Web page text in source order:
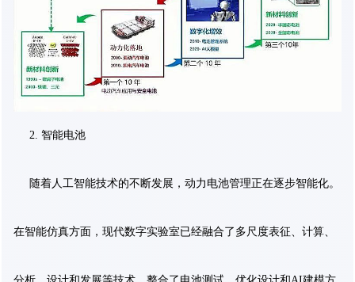
2. 智能电池
随着人工智能技术的不断发展，动力电池管理正在逐步智能化。
在智能仿真方面，现代数字实验室已经融合了多尺度表征、计算、